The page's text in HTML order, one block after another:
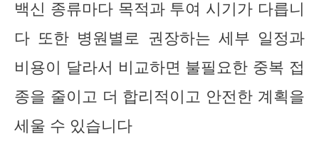
백신 종류마다 목적과 투여 시기가 다릅니
다 또한 병원별로 권장하는 세부 일정과
비용이 달라서 비교하면 불필요한 중복 접
종을 줄이고 더 합리적이고 안전한 계획을
세울 수 있습니다